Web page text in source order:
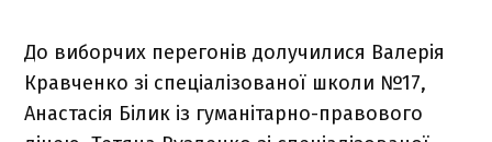
До виборчих перегонів долучилися Валерія
Кравченко зі спеціалізованої школи №17,
Анастасія Білик із гуманітарно-правового